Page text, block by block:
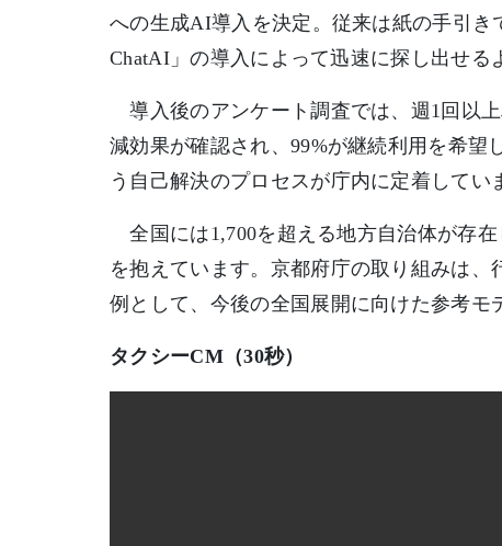
への生成AI導入を決定。従来は紙の手引
ChatAI」の導入によって迅速に探し出せる
導入後のアンケート調査では、週1回以
減効果が確認され、99%が継続利用を希
う自己解決のプロセスが庁内に定着してい
全国には1,700を超える地方自治体が存
を抱えています。京都府庁の取り組みは
例として、今後の全国展開に向けた参考モ
タクシーCM（30秒）